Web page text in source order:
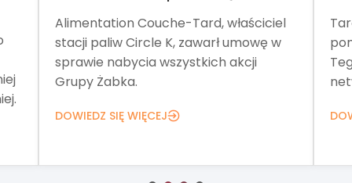
Alimentation Couche-Tard, właściciel
stacji paliw Circle K, zawarł umowę w
sprawie nabycia wszystkich akcji
Grupy Żabka.
DOWIEDZ SIĘ WIĘCEJ